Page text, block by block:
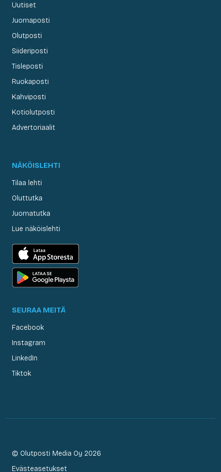
Uutiset
Juomaposti
Olutposti
Siideriposti
Tisleposti
Ruokaposti
Kahviposti
Kotiolutposti
Advertoriaalit
NÄKÖISLEHTI
Tilaa lehti
Oluttutka
Juomatutka
Lue näköislehti
SEURAA MEITÄ
Facebook
Instagram
LinkedIn
Tiktok
© Olutposti Media Oy 2026
Evästeasetukset